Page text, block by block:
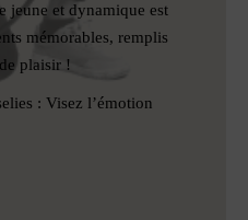
jeune et dynamique est
mémorables, remplis
plaisir !
: Visez l’émotion